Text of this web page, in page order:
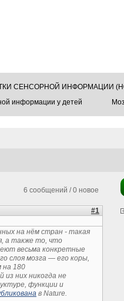
СЕНСОРНОЙ ИНФОРМАЦИИ
информации у детей
6 сообщений / 0 новое
#1
на нём стран - такая
а также то, что
весьма конкретные
слоя мозга — его коры,
на 180
из них никогда не
функции и
в Nature.